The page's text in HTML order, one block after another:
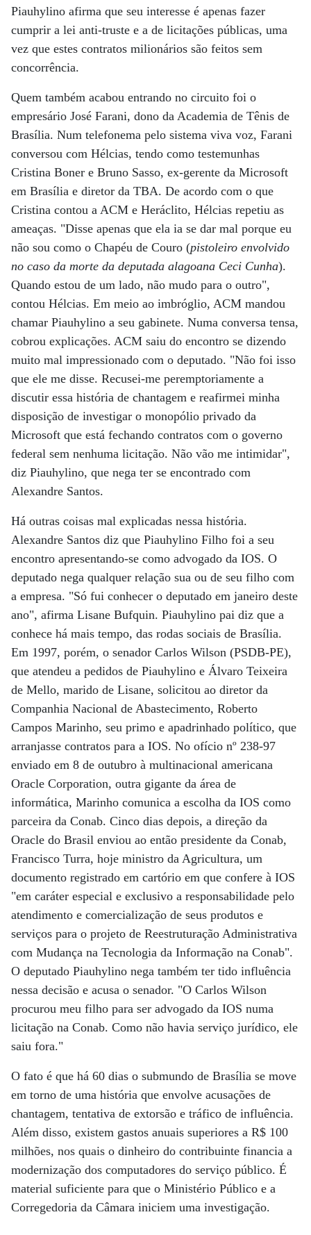
Piauhylino afirma que seu interesse é apenas fazer
cumprir a lei anti-truste e a de licitações públicas, uma
vez que estes contratos milionários são feitos sem
concorrência.
Quem também acabou entrando no circuito foi o
empresário José Farani, dono da Academia de Tênis de
Brasília. Num telefonema pelo sistema viva voz, Farani
conversou com Hélcias, tendo como testemunhas
Cristina Boner e Bruno Sasso, ex-gerente da Microsoft
em Brasília e diretor da TBA. De acordo com o que
Cristina contou a ACM e Heráclito, Hélcias repetiu as
ameaças. "Disse apenas que ela ia se dar mal porque eu
não sou como o Chapéu de Couro (pistoleiro envolvido
no caso da morte da deputada alagoana Ceci Cunha).
Quando estou de um lado, não mudo para o outro",
contou Hélcias. Em meio ao imbróglio, ACM mandou
chamar Piauhylino a seu gabinete. Numa conversa tensa,
cobrou explicações. ACM saiu do encontro se dizendo
muito mal impressionado com o deputado. "Não foi isso
que ele me disse. Recusei-me peremptoriamente a
discutir essa história de chantagem e reafirmei minha
disposição de investigar o monopólio privado da
Microsoft que está fechando contratos com o governo
federal sem nenhuma licitação. Não vão me intimidar",
diz Piauhylino, que nega ter se encontrado com
Alexandre Santos.
Há outras coisas mal explicadas nessa história.
Alexandre Santos diz que Piauhylino Filho foi a seu
encontro apresentando-se como advogado da IOS. O
deputado nega qualquer relação sua ou de seu filho com
a empresa. "Só fui conhecer o deputado em janeiro deste
ano", afirma Lisane Bufquin. Piauhylino pai diz que a
conhece há mais tempo, das rodas sociais de Brasília.
Em 1997, porém, o senador Carlos Wilson (PSDB-PE),
que atendeu a pedidos de Piauhylino e Álvaro Teixeira
de Mello, marido de Lisane, solicitou ao diretor da
Companhia Nacional de Abastecimento, Roberto
Campos Marinho, seu primo e apadrinhado político, que
arranjasse contratos para a IOS. No ofício nº 238-97
enviado em 8 de outubro à multinacional americana
Oracle Corporation, outra gigante da área de
informática, Marinho comunica a escolha da IOS como
parceira da Conab. Cinco dias depois, a direção da
Oracle do Brasil enviou ao então presidente da Conab,
Francisco Turra, hoje ministro da Agricultura, um
documento registrado em cartório em que confere à IOS
"em caráter especial e exclusivo a responsabilidade pelo
atendimento e comercialização de seus produtos e
serviços para o projeto de Reestruturação Administrativa
com Mudança na Tecnologia da Informação na Conab".
O deputado Piauhylino nega também ter tido influência
nessa decisão e acusa o senador. "O Carlos Wilson
procurou meu filho para ser advogado da IOS numa
licitação na Conab. Como não havia serviço jurídico, ele
saiu fora."
O fato é que há 60 dias o submundo de Brasília se move
em torno de uma história que envolve acusações de
chantagem, tentativa de extorsão e tráfico de influência.
Além disso, existem gastos anuais superiores a R$ 100
milhões, nos quais o dinheiro do contribuinte financia a
modernização dos computadores do serviço público. É
material suficiente para que o Ministério Público e a
Corregedoria da Câmara iniciem uma investigação.